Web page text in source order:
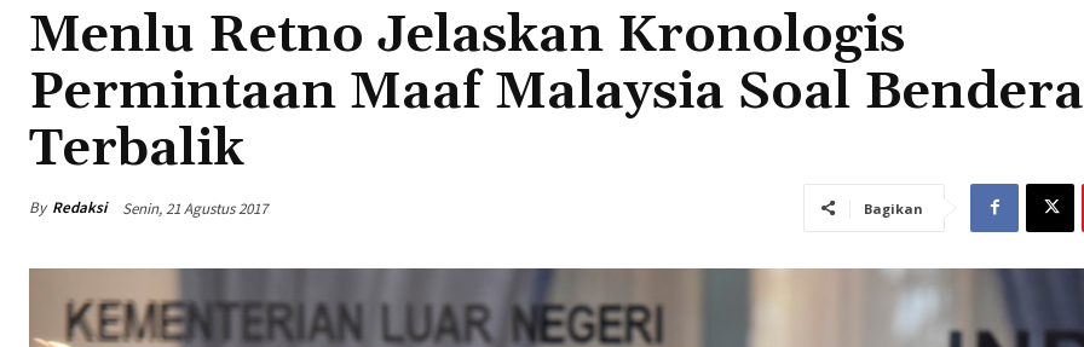
Menlu Retno Jelaskan Kronologis
Permintaan Maaf Malaysia Soal Bendera
Terbalik
By Redaksi Senin, 21 Agustus 2017 Bagikan